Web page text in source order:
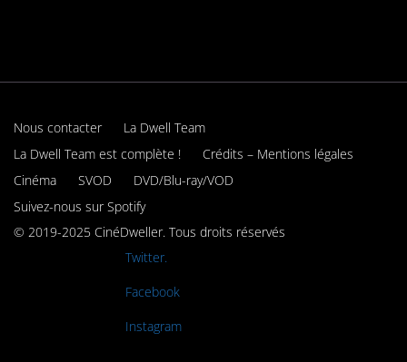
Nous contacter
La Dwell Team
La Dwell Team est complète !
Crédits – Mentions légales
Cinéma
SVOD
DVD/Blu-ray/VOD
Suivez-nous sur Spotify
© 2019-2025 CinéDweller. Tous droits réservés
Twitter.
Facebook
Instagram